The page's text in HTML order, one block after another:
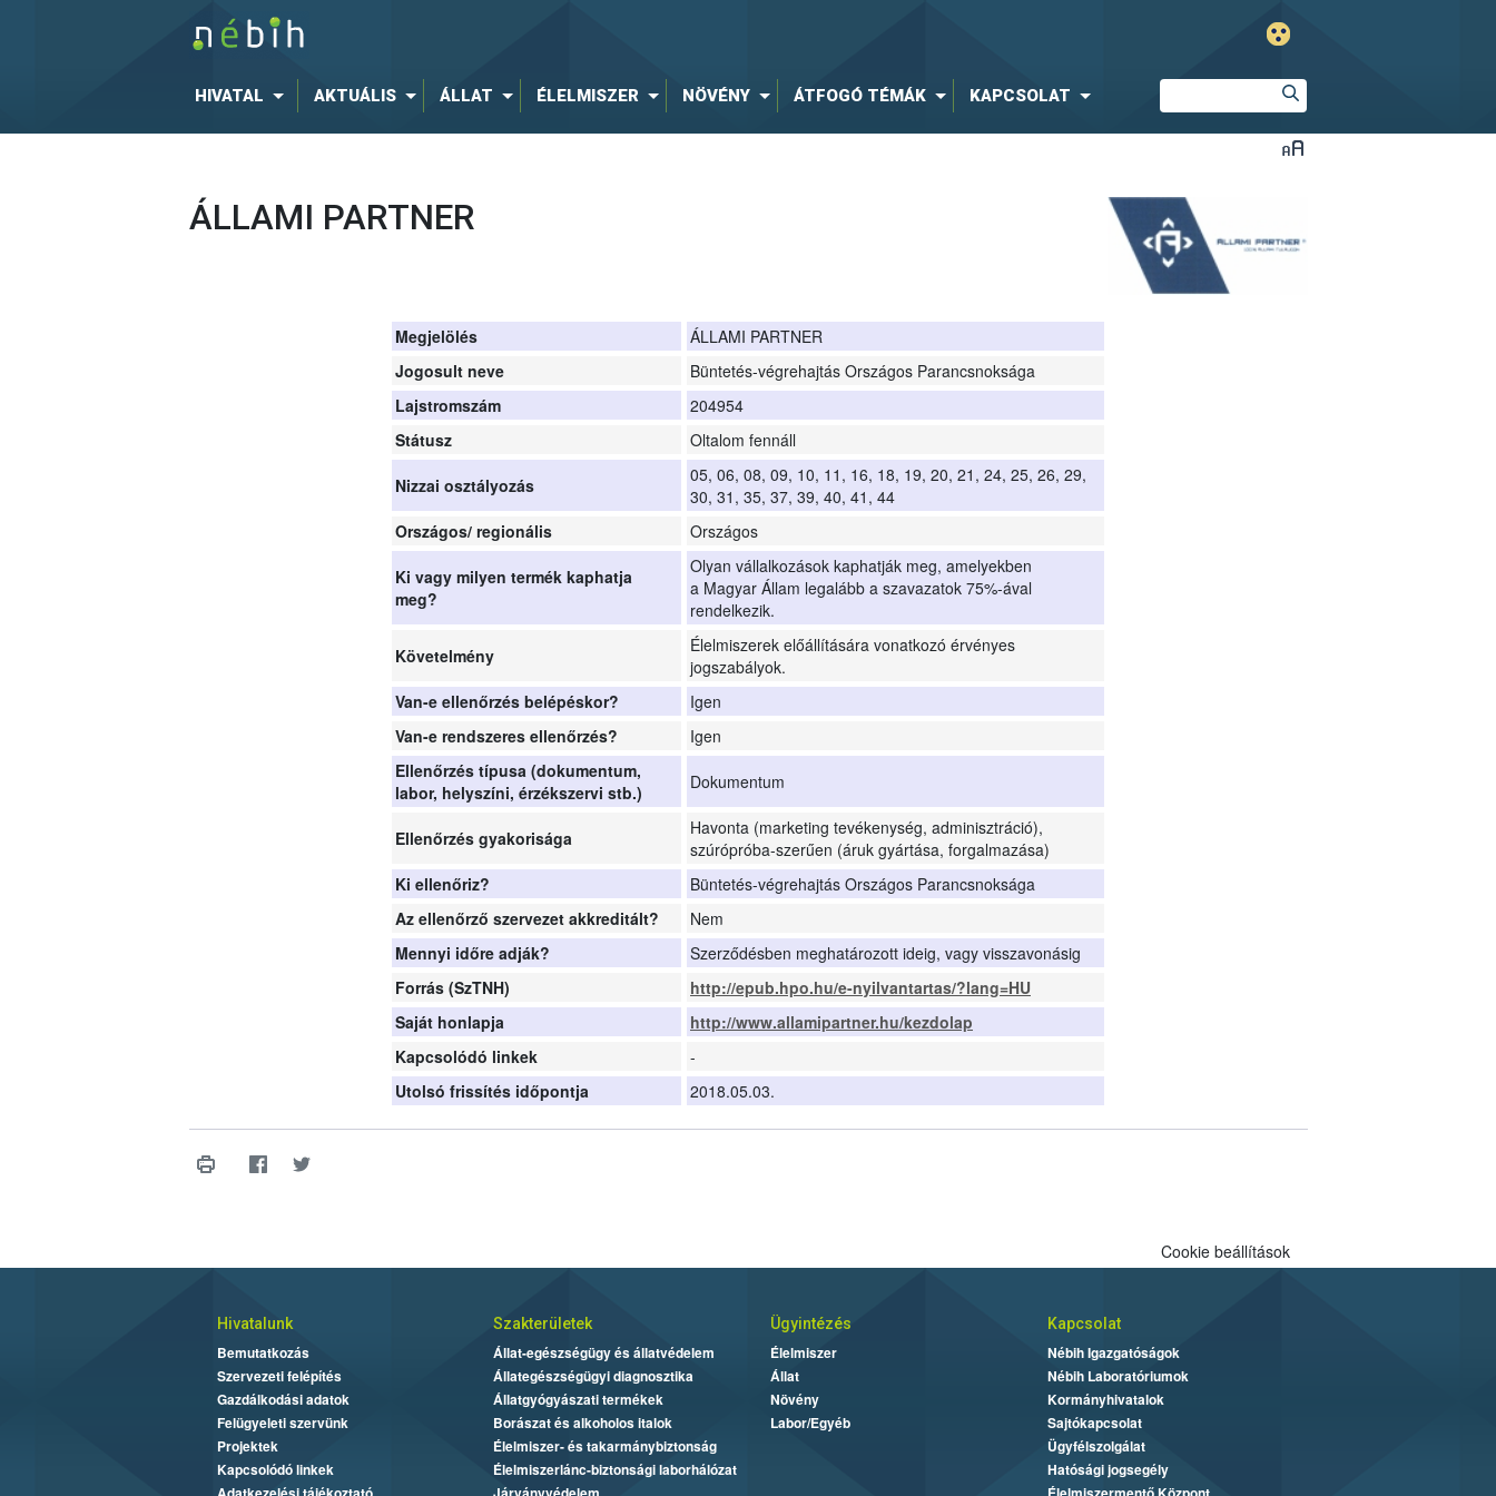
HIVATAL AKTUÁLIS ÁLLAT ÉLELMISZER NÖVÉNY ÁTFOGÓ TÉMÁK KAPCSOLAT
ÁLLAMI PARTNER
Megjelölés
ÁLLAMI PARTNER
Jogosult neve
Büntetés-végrehajtás Országos Parancsnoksága
Lajstromszám
204954
Státusz
Oltalom fennáll
Nizzai osztályozás
05, 06, 08, 09, 10, 11, 16, 18, 19, 20, 21, 24, 25, 26, 29,
30, 31, 35, 37, 39, 40, 41, 44
Országos/ regionális
Országos
Ki vagy milyen termék kaphatja
meg?
Olyan vállalkozások kaphatják meg, amelyekben
a Magyar Állam legalább a szavazatok 75%-ával
rendelkezik.
Követelmény
Élelmiszerek előállítására vonatkozó érvényes
jogszabályok.
Van-e ellenőrzés belépéskor?
Igen
Van-e rendszeres ellenőrzés?
Igen
Ellenőrzés típusa (dokumentum,
labor, helyszíni, érzékszervi stb.)
Dokumentum
Ellenőrzés gyakorisága
Havonta (marketing tevékenység, adminisztráció),
szúrópróba-szerűen (áruk gyártása, forgalmazása)
Ki ellenőriz?
Büntetés-végrehajtás Országos Parancsnoksága
Az ellenőrző szervezet akkreditált?
Nem
Mennyi időre adják?
Szerződésben meghatározott ideig, vagy visszavonásig
Forrás (SzTNH)
http://epub.hpo.hu/e-nyilvantartas/?lang=HU
Saját honlapja
http://www.allamipartner.hu/kezdolap
Kapcsolódó linkek
-
Utolsó frissítés időpontja
2018.05.03.
Cookie beállítások
Hivatalunk
Bemutatkozás
Szervezeti felépítés
Gazdálkodási adatok
Felügyeleti szervünk
Projektek
Kapcsolódó linkek
Szakterületek
Állat-egészségügy és állatvédelem
Állategészségügyi diagnosztika
Állatgyógyászati termékek
Borászat és alkoholos italok
Élelmiszer- és takarmánybiztonság
Élelmiszerlánc-biztonsági laborhálózat
Ügyintézés
Élelmiszer
Állat
Növény
Labor/Egyéb
Kapcsolat
Nébih Igazgatóságok
Nébih Laboratóriumok
Kormányhivatalok
Sajtókapcsolat
Ügyfélszolgálat
Hatósági jogsegély